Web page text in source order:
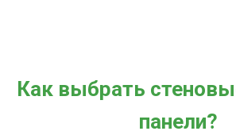
Как выбрать
панели?